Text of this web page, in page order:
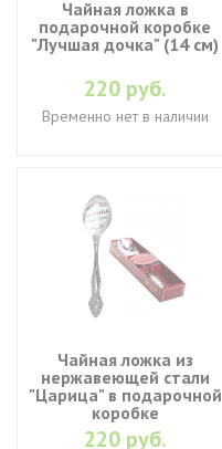
Чайная ложка в
подарочной коробке
"Лучшая дочка" (14 см)
220 руб.
Временно нет в наличии
Чайная ложка из
нержавеющей стали
"Царица" в подарочной
коробке
220 руб.